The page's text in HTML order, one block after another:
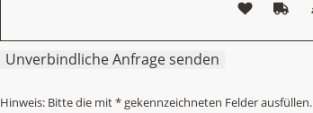
Hinweis: Bitte die mit * gekennzeichneten Felder ausfüllen.